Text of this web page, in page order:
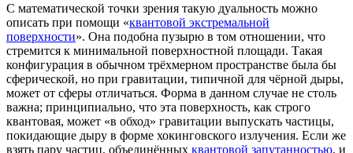
С математической точки зрения такую дуальность можно
описать при помощи «квантовой экстремальной
поверхности». Она подобна пузырю в том отношении, что
стремится к минимальной поверхностной площади. Такая
конфигурация в обычном трёхмерном пространстве была бы
сферической, но при гравитации, типичной для чёрной дыры,
может от сферы отличаться. Форма в данном случае не столь
важна; принципиально, что эта поверхность, как строго
квантовая, может «в обход» гравитации выпускать частицы,
покидающие дыру в форме хокинговского излучения. Если же
взять пару частиц, объединённых квантовой запутанностью, и